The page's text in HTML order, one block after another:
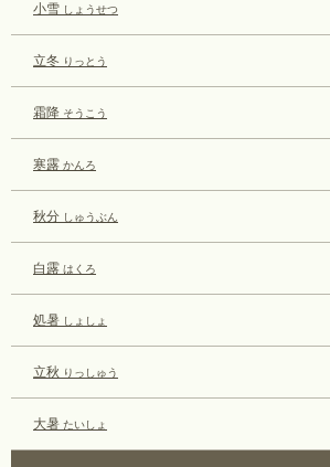
小雪 しょうせつ
立冬 りっとう
霜降 そうこう
寒露 かんろ
秋分 しゅうぶん
白露 はくろ
処暑 しょしょ
立秋 りっしゅう
大暑 たいしょ